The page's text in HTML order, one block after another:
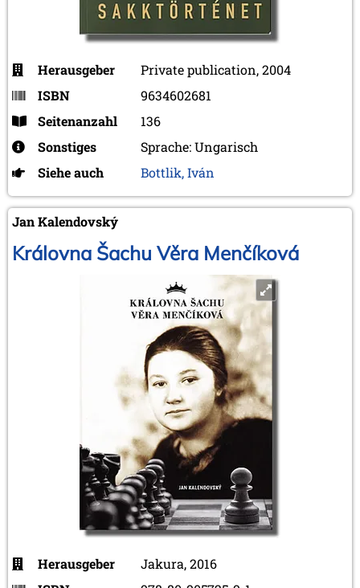
Herausgeber
Private publication, 2004
ISBN
9634602681
Seitenanzahl
136
Sonstiges
Sprache: Ungarisch
Siehe auch
Bottlik, Iván
Jan Kalendovský
Královna Šachu Věra Menčíková
Herausgeber
Jakura, 2016